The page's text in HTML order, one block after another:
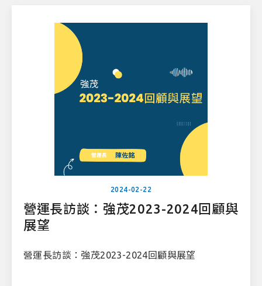
2024-02-22
營運長訪談：強茂2023-2024回顧與
展望
營運長訪談：強茂2023-2024回顧與展望